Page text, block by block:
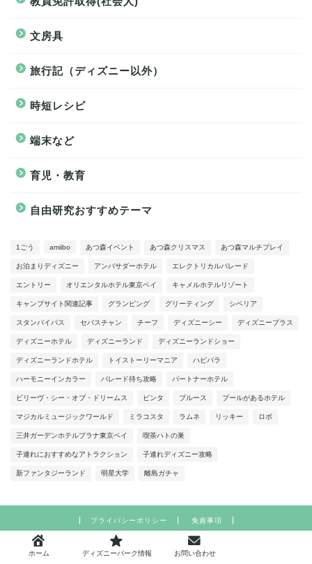
文房具
旅行記（ディズニー以外）
時短レシピ
端末など
育児・教育
自由研究おすすめテーマ
1ごう amiibo あつ森イベント あつ森クリスマス あつ森マルチプレイ
お泊まりディズニー アンバサダーホテル エレクトリカルパレード
エントリー オリエンタルホテル東京ベイ キャメルホテルリゾート
キャンプサイト関連記事 グランピング グリーティング シベリア
スタンバイパス セバスチャン チーフ ディズニーシー ディズニープラス
ディズニーホテル ディズニーランド ディズニーランドショー
ディズニーランドホテル トイストーリーマニア ハピパラ
ハーモニーインカラー パレード待ち攻略 パートナーホテル
ビリーヴ・シー・オブ・ドリームス ビンタ ブルース プールがあるホテル
マジカルミュージックワールド ミラコスタ ラムネ リッキー ロボ
三井ガーデンホテルプラナ東京ベイ 喫茶ハトの巣
子連れにおすすめなアトラクション 子連れディズニー攻略
新ファンタジーランド 明星大学 離島ガチャ
プライバシーポリシー 免責事項
2021–2026 lilyのわくわくブログ
ホーム
ディズニーパーク情報 お問い合わせ